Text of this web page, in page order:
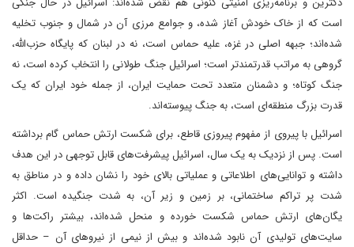
است که از خاک خودش آغاز شده، و جوامع مرزی آن در شمال و جنوب تخلیه
شده‌اند؛ جبهه اصلی در غزه، علیه حماس است، نه در لبنان که پایگاه حزب‌الله،
گروهی به مراتب قدرتمندتر است؛ اسرائیل جنگ طولانی را انتخاب کرده است، نه
جنگ کوتاه؛ و دشمنان متعدد تحت حمایت ایران، از جمله خود ایران که یک
قدرت بزرگ منطقه‌ای است، به جنگ پیوسته‌اند.
اسرائیل با پیروی از مفهوم پیروزی قاطع، برای شکست ارتش حماس گام برداشته
است. پس از نزدیک به یک سال، اسرائیل پیشرفت‌های قابل توجهی در این هدف
داشته و توانایی‌های اطلاعاتی و عملیاتی بالای خود را نشان داده و در مناطق به
شدت پر تراکم ساختمانی، بر زمین و زیر آن، به شدت جنگیده است. اکثر
یگان‌های ارتش حماس شکست خورده و منحل شده‌اند، بیشتر راکت‌ها و
سایت‌های تولیدی آن نابود شده‌اند و بیش از نیمی از نیروهای آن – حداقل